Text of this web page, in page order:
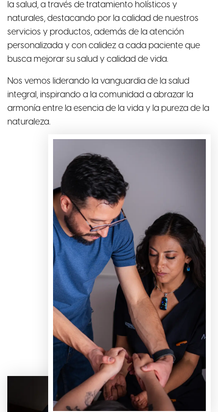
la salud, a través de tratamiento holísticos y
naturales, destacando por la calidad de nuestros
servicios y productos, además de la atención
personalizada y con calidez a cada paciente que
busca mejorar su salud y calidad de vida.
Nos vemos liderando la vanguardia de la salud
integral, inspirando a la comunidad a abrazar la
armonía entre la esencia de la vida y la pureza de la
naturaleza.